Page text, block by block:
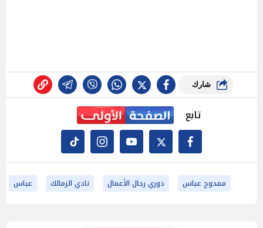
شارك
تابع
ممدوح عباس دوري رجال الأعمال نادي الزمالك عباس